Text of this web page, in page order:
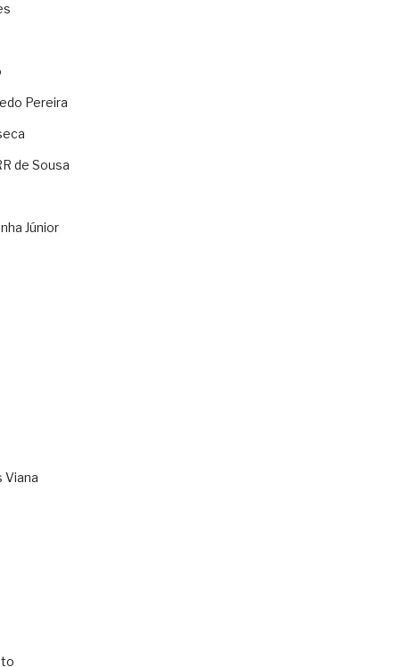
Pereira
de Sousa
Júnior
Viana